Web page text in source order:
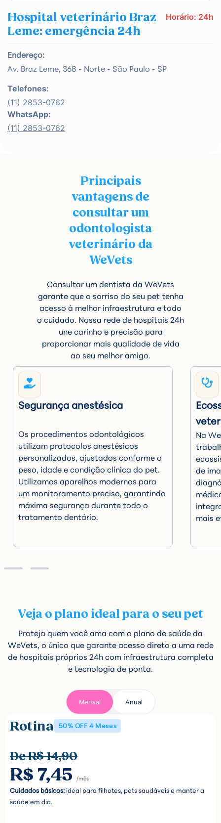
Hospital veterinário Braz
Leme: emergência 24h
Horário: 24h
Endereço:
Av. Braz Leme, 368 - Norte - São Paulo - SP
Telefones:
(11) 2853-0762
WhatsApp:
(11) 2853-0762
Principais
vantagens de
consultar um
odontologista
veterinário da
WeVets
Consultar um dentista da WeVets
garante que o sorriso do seu pet tenha
acesso à melhor infraestrutura e todo
o cuidado. Nossa rede de hospitais 24h
une carinho e precisão para
proporcionar mais qualidade de vida
ao seu melhor amigo.
Segurança anestésica
Os procedimentos odontológicos
utilizam protocolos anestésicos
personalizados, ajustados conforme o
peso, idade e condição clínica do pet.
Utilizamos aparelhos modernos para
um monitoramento preciso, garantindo
máxima segurança durante todo o
tratamento dentário.
Na
de
mais
Veja o plano ideal para o seu pet
Proteja quem você ama com o plano de saúde da
WeVets, o único que garante acesso direto a uma rede
de hospitais próprios 24h com infraestrutura completa
e tecnologia de ponta.
Mensal Anual
Rotina 50% OFF 4 Meses
De R$ 14,90
R$ 7,45 /mês
Cuidados básicos:ideal para filhotes, pets saudáveis e manter a
saúde em dia.